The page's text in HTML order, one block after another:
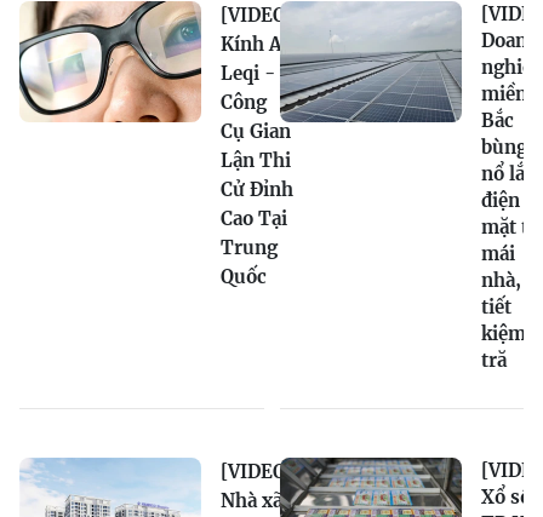
[VIDEO]
Kính AI
Leqi -
Công
Cụ Gian
Lận Thi
Cử Đỉnh
Cao Tại
Trung
Quốc
Doanh
nghiệp
miền
Bắc
bùng
nổ lắp
điện
mặt
mái
nhà,
tiết
kiệm
tră
[VIDEO]
Nhà xã
Xổ số